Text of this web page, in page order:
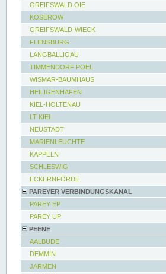
GREIFSWALD OIE
KOSEROW
GREIFSWALD-WIECK
FLENSBURG
LANGBALLIGAU
TIMMENDORF POEL
WISMAR-BAUMHAUS
HEILIGENHAFEN
KIEL-HOLTENAU
LT KIEL
NEUSTADT
MARIENLEUCHTE
KAPPELN
SCHLESWIG
ECKERNFÖRDE
PAREYER VERBINDUNGSKANAL
PAREY EP
PAREY UP
PEENE
AALBUDE
DEMMIN
JARMEN